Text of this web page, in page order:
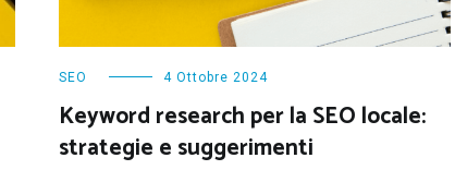
SEO 4 Ottobre 2024
Keyword research per la SEO locale:
strategie e suggerimenti